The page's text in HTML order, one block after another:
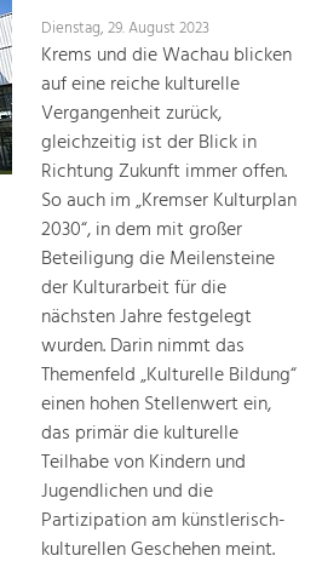
Dienstag, 29. August 2023
Krems und die Wachau blicken
auf eine reiche kulturelle
Vergangenheit zurück,
gleichzeitig ist der Blick in
Richtung Zukunft immer offen.
So auch im „Kremser Kulturplan
2030“, in dem mit großer
Beteiligung die Meilensteine
der Kulturarbeit für die
nächsten Jahre festgelegt
wurden. Darin nimmt das
Themenfeld „Kulturelle Bildung“
einen hohen Stellenwert ein,
das primär die kulturelle
Teilhabe von Kindern und
Jugendlichen und die
Partizipation am künstlerisch-
kulturellen Geschehen meint.